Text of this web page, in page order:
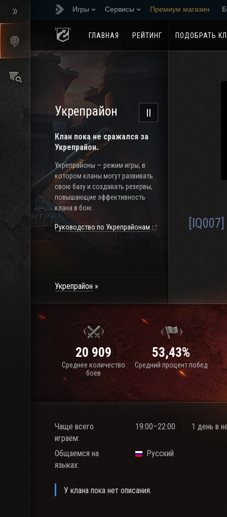
Игры Сервисы Премиум магазин
ГЛАВНАЯ
РЕЙТИНГ ПОДОБРАТЬ
II
Укрепрайон
Клан пока не сражался за
Укрепрайон.
Укрепрайоны — режим игры, в
котором кланы могут развивать
свою базу и создавать резервы,
повышающие эффективность
клана в бою.
Руководство по Укрепрайонам
Укрепрайон
[IQ007]
20 909
Среднее количество
боёв
53,43%
Средний процент побед
Чаще всего
играем:
19:00–22:00 1 день в
Общаемся на
языках:
Русский
У клана пока нет описания.